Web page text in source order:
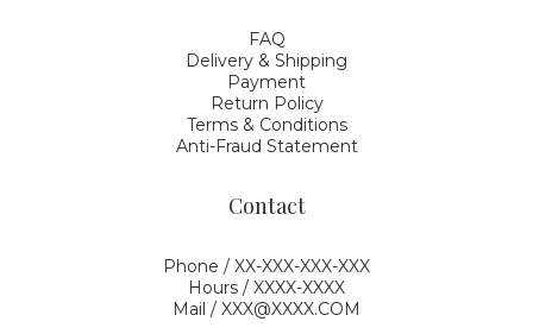
FAQ
Delivery & Shipping
Payment
Return Policy
Terms & Conditions
Anti-Fraud Statement
Contact
Phone / XX-XXX-XXX-XXX
Hours / XXXX-XXXX
Mail / XXX@XXXX.COM